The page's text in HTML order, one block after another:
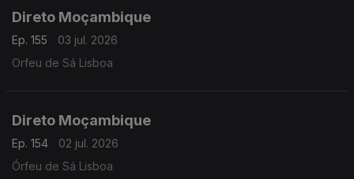
Direto Moçambique
Ep. 155
03 jul. 2026
Orfeu de Sá Lisboa
Direto Moçambique
Ep. 154
02 jul. 2026
Órfeu de Sá Lisboa